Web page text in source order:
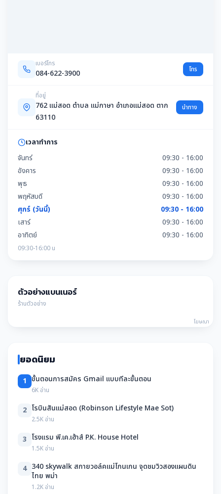
เบอร์โทร
084-622-3900 โทร
ที่อยู่
762 แม่สอด ตำบล แม่กาษา อำเภอแม่สอด ตาก
63110
นำทาง
เวลาทำการ
จันทร์
09:30 - 16:00
อังคาร
09:30 - 16:00
พุธ
09:30 - 16:00
พฤหัสบดี
09:30 - 16:00
ศุกร์ (วันนี้)
09:30 - 16:00
เสาร์
09:30 - 16:00
อาทิตย์
09:30 - 16:00
09:30-16:00 น
ตัวอย่างแบนเนอร์
ร้านตัวอย่าง
โฆษณา
ยอดนิยม
1 ขั้นตอนการสมัคร Gmail แบบทีละขั้นตอน
6K อ่าน
2 โรบินสันแม่สอด (Robinson Lifestyle Mae Sot)
2.5K อ่าน
3 โรงแรม พี.เค.เฮ้าส์ P.K. House Hotel
1.5K อ่าน
4 340 skywalk สกายวอล์คแม่โกนเกน จุดชมวิวสองแผนดิน
ไทย พม่า
1.2K อ่าน